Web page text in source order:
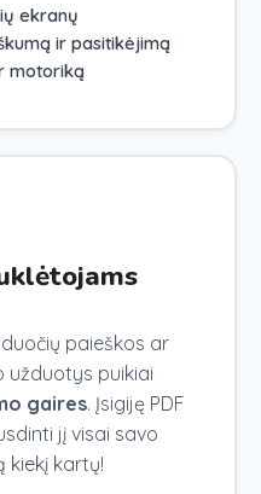
ekranų
ir pasitikėjimą
motoriką
paieškos ar
užduotys puikiai
gaires. Įsigiję PDF
jį visai savo
kiekį kartų!